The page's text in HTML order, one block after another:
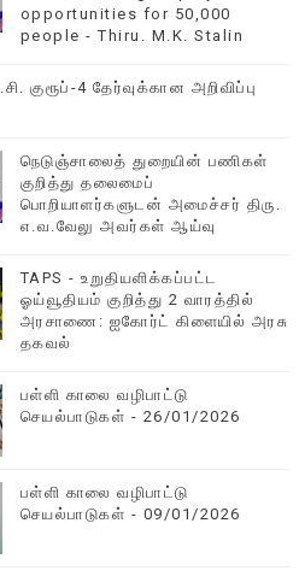
opportunities for 50,000
people - Thiru. M.K. Stalin
குரூப்-4 தேர்வுக்கான அறிவிப்பு
நெடுஞ்சாலைத் துறையின் பணிகள்
குறித்து தலைமைப்
பொறியாளர்களுடன் அமைச்சர் திரு.
எ.வ.வேலு அவர்கள் ஆய்வு
TAPS - உறுதியளிக்கப்பட்ட
ஓய்வூதியம் குறித்து 2 வாரத்தில்
அரசாணை: ஐகோர்ட் கிளையில் அரசு
தகவல்
பள்ளி காலை வழிபாட்டு
செயல்பாடுகள் - 26/01/2026
பள்ளி காலை வழிபாட்டு
செயல்பாடுகள் - 09/01/2026